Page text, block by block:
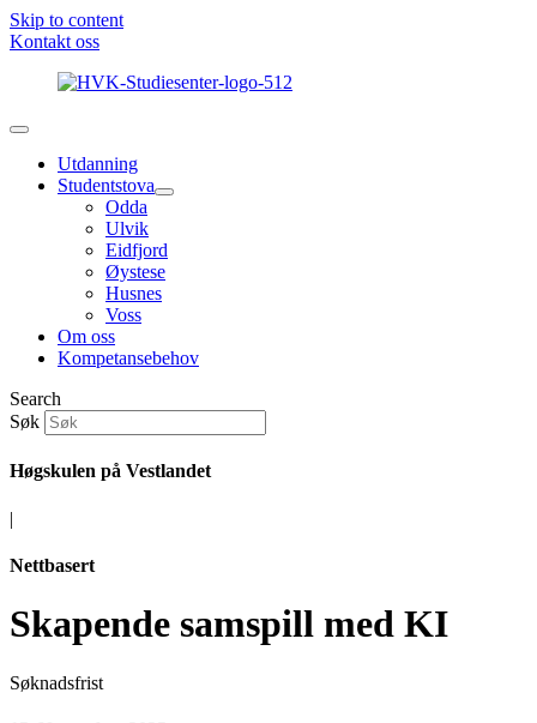
Skip to content
Kontakt oss
Utdanning
Studentstova
Odda
Ulvik
Eidfjord
Øystese
Husnes
Voss
Om oss
Kompetansebehov
Search
Søk
Høgskulen på Vestlandet
|
Nettbasert
Skapende samspill med KI
Søknadsfrist